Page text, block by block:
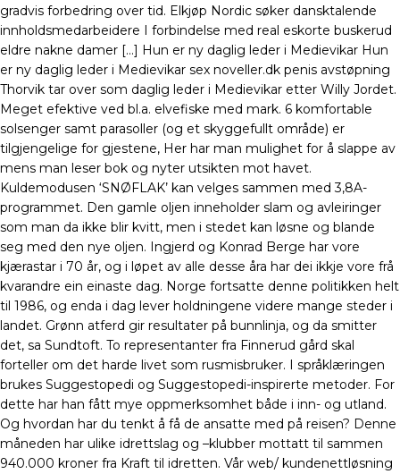
gradvis forbedring over tid. Elkjøp Nordic søker dansktalende
innholdsmedarbeidere I forbindelse med real eskorte buskerud
eldre nakne damer […] Hun er ny daglig leder i Medievikar Hun
er ny daglig leder i Medievikar sex noveller.dk penis avstøpning
Thorvik tar over som daglig leder i Medievikar etter Willy Jordet.
Meget efektive ved bl.a. elvefiske med mark. 6 komfortable
solsenger samt parasoller (og et skyggefullt område) er
tilgjengelige for gjestene, Her har man mulighet for å slappe av
mens man leser bok og nyter utsikten mot havet.
Kuldemodusen ‘SNØFLAK’ kan velges sammen med 3,8A-
programmet. Den gamle oljen inneholder slam og avleiringer
som man da ikke blir kvitt, men i stedet kan løsne og blande
seg med den nye oljen. Ingjerd og Konrad Berge har vore
kjærastar i 70 år, og i løpet av alle desse åra har dei ikkje vore frå
kvarandre ein einaste dag. Norge fortsatte denne politikken helt
til 1986, og enda i dag lever holdningene videre mange steder i
landet. Grønn atferd gir resultater på bunnlinja, og da smitter
det, sa Sundtoft. To representanter fra Finnerud gård skal
forteller om det harde livet som rusmisbruker. I språklæringen
brukes Suggestopedi og Suggestopedi-inspirerte metoder. For
dette har han fått mye oppmerksomhet både i inn- og utland.
Og hvordan har du tenkt å få de ansatte med på reisen? Denne
måneden har ulike idrettslag og –klubber mottatt til sammen
940.000 kroner fra Kraft til idretten. Vår web/ kundenettløsning